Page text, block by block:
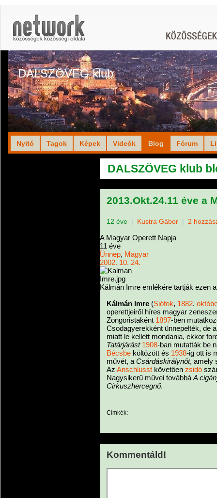
DALSZÖVEG klub
Nyitó Tagok Képek Videók Blog Fórum
DALSZÖVEG klub
2013.Okt.24.11 éve a
12 éve | Kustra Gábor | 2
A Magyar Operett Napja
11 éve
Ünnep, Magyar
2002. 10. 24.
Kálmán Imre emlékére tartják ezen
Kálmán Imre (Siófok, 1882.
operettjeiről híres magyar
Zongoristaként 1897-ben
Csodagyerekként ünnepelték, de
miatt le kellett mondania, ekkor
Tatárjárást 1908-ban mutatták be
Bécsbe költözött és 1938-ig ott is
művét, a Csárdáskirálynőt, amely
Az Anschlusst követően zsidó
Nagysikerű művei továbbá A
Cirkuszhercegnő.
Címkék:
Kommentáld!